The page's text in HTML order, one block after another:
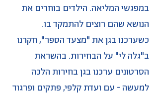
במפגשי המליאה. הילדים בוחרים את
הנושא שהם רוצים להתמקד בו.
כשערכנו בגן את "מצעד הספר", חקרנו
ב"גלה לי" על הבחירות. בהשראת
הסרטונים ערכנו בגן בחירות הלכה
למעשה - עם ועדת קלפי, פתקים ופרגוד